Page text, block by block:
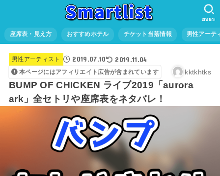
座席表・見え方 おすすめホテル チケット当落情報 男性アーテ
SEARCH
男性アーティスト 2019.07.10 2019.11.04
本ページにはアフィリエイト広告が含まれています kktkhtks
BUMP OF CHICKEN ライブ2019「aurora
ark」全セトリや座席表をネタバレ！